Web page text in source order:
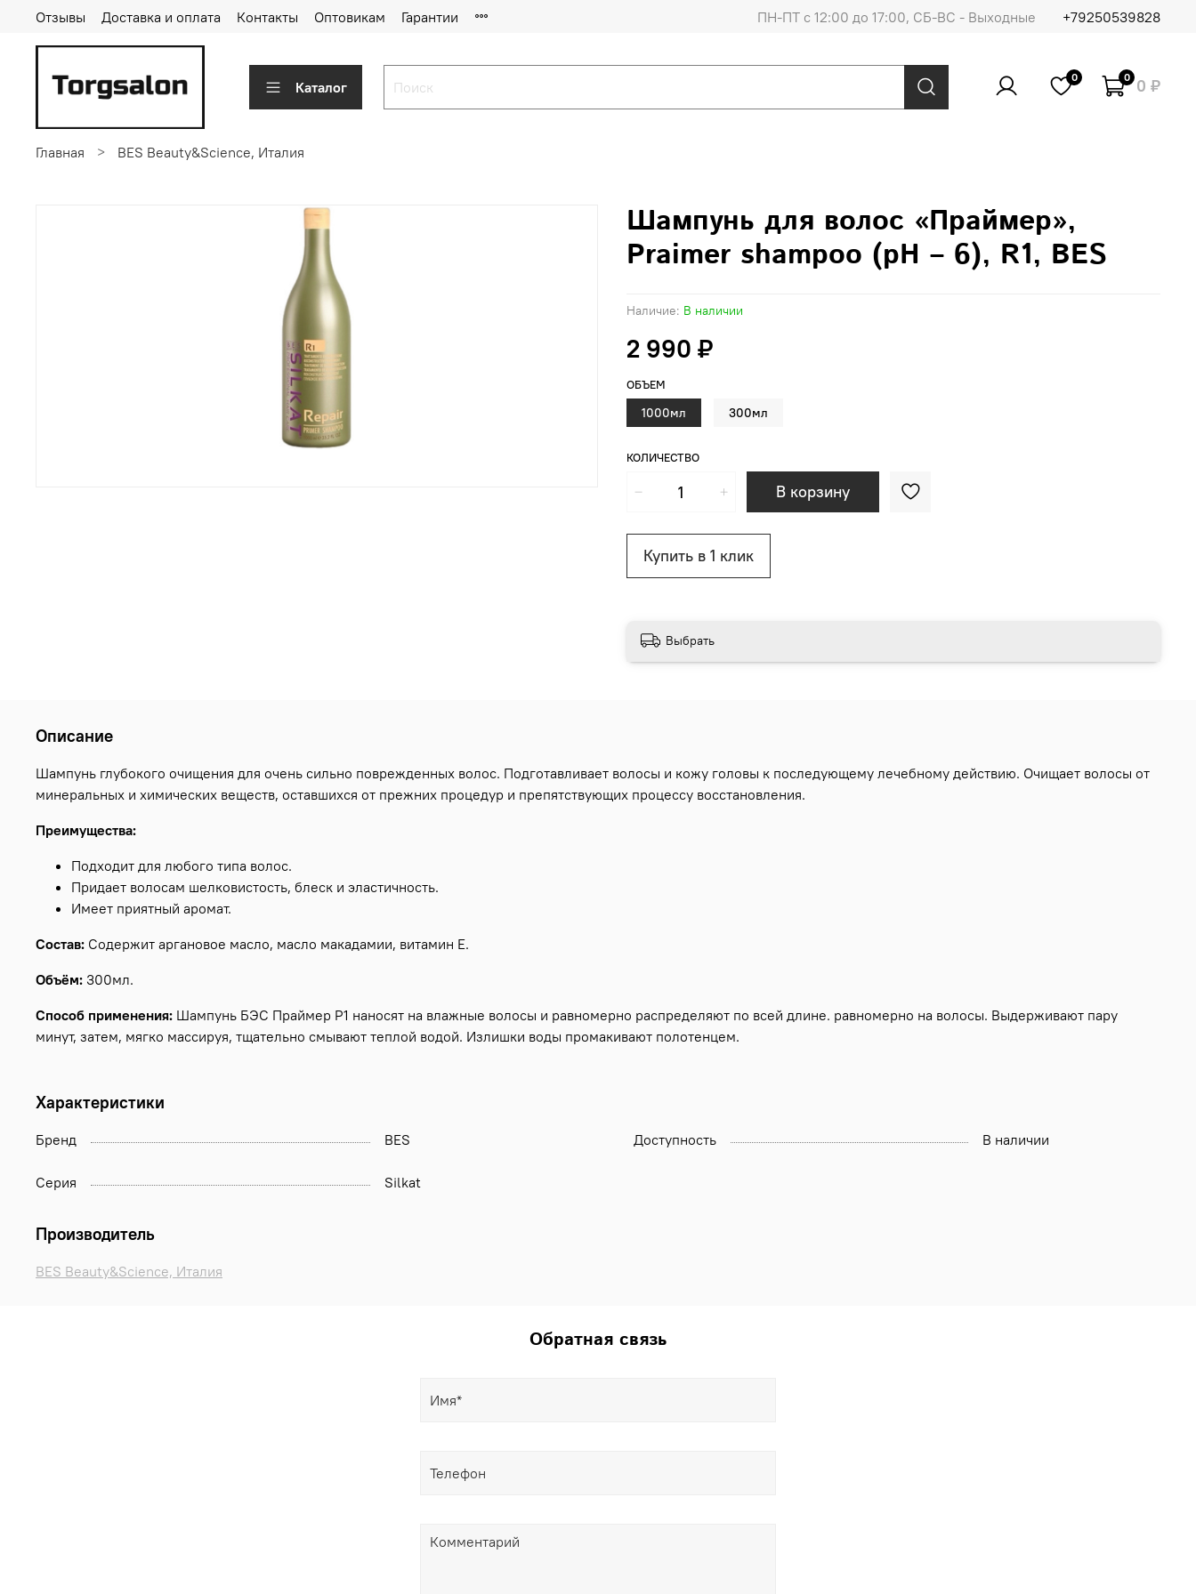
Отзывы Доставка и оплата Контакты Оптовикам Гарантии ПН-ПТ с 12:00 до 17:00, СБ-ВС - Выходные +79250539828
Каталог
0 0 0 ₽
Главная BES Beauty&Science, Италия
Наличие: В наличии
Шампунь для волос «Праймер»,
Praimer shampoo (pH – 6), R1, BES
2 990 ₽
КОЛИЧЕСТВО
В корзину
Купить в 1 клик
ОБЪЕМ
1000мл 300мл
Выбрать
Описание
Шампунь глубокого очищения для очень сильно поврежденных волос. Подготавливает волосы и кожу головы к последующему лечебному действию. Очищает волосы от
минеральных и химических веществ, оставшихся от прежних процедур и препятствующих процессу восстановления.
Преимущества:
Подходит для любого типа волос.
Придает волосам шелковистость, блеск и эластичность.
Имеет приятный аромат.
Состав: Содержит аргановое масло, масло макадамии, витамин Е.
Объём: 300мл.
Способ применения: Шампунь БЭС Праймер Р1 наносят на влажные волосы и равномерно распределяют по всей длине. равномерно на волосы. Выдерживают пару
минут, затем, мягко массируя, тщательно смывают теплой водой. Излишки воды промакивают полотенцем.
Характеристики
Бренд BES Доступность В наличии
Серия Silkat
Производитель
BES Beauty&Science, Италия
Обратная связь